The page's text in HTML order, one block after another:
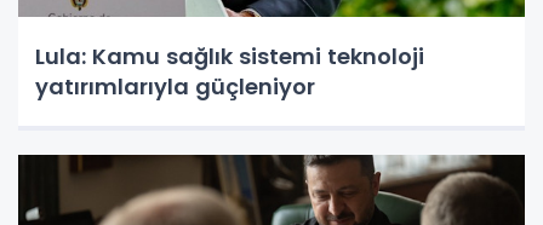
Lula: Kamu sağlık sistemi teknoloji
yatırımlarıyla güçleniyor